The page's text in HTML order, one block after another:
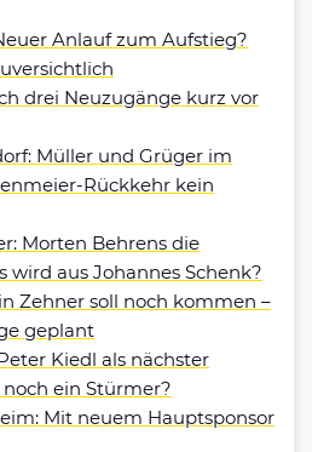
Anlauf zum Aufstieg?
drei Neuzugänge kurz vor
Müller und Grüger im
Rückkehr kein
Morten Behrens die
wird aus Johannes Schenk?
Zehner soll noch kommen –
geplant
Kiedl als nächster
ein Stürmer?
Mit neuem Hauptsponsor